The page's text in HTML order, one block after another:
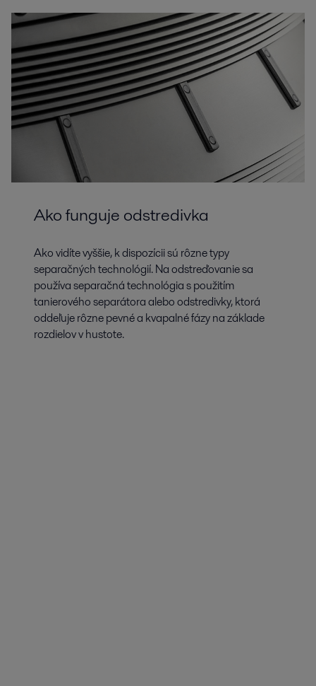
Ako funguje odstredivka
Ako vidíte vyššie, k dispozícii sú rôzne typy
separačných technológií. Na odstreďovanie sa
používa separačná technológia s použitím
tanierového separátora alebo odstredivky, ktorá
oddeľuje rôzne pevné a kvapalné fázy na základe
rozdielov v hustote.